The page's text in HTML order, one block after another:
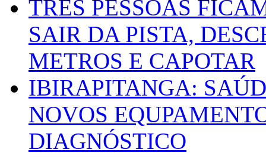
TRÊS PESSOAS
SAIR DA PISTA,
METROS E CAPOTAR
IBIRAPITANGA:
NOVOS
DIAGNÓSTICO